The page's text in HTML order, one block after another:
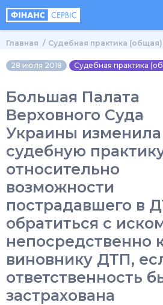
Главная Судебная практика (общая)
28 июля 2018 Судебная практика
Большая Палата
Верховного Суда
Украины изменила
судебную
относительно
возможности
пострадавшего в
обратиться с
непосредственно
виновнику ДТП,
ответственность
застрахована